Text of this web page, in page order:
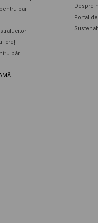
păr
creț
păr
Despre
Portal